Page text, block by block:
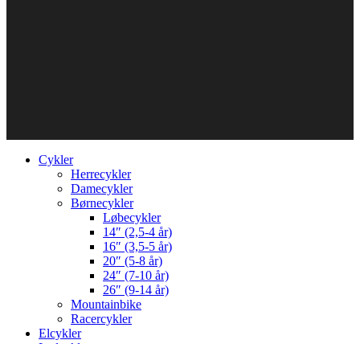
Cykler
Herrecykler
Damecykler
Børnecykler
Løbecykler
14″ (2,5-4 år)
16″ (3,5-5 år)
20″ (5-8 år)
24″ (7-10 år)
26″ (9-14 år)
Mountainbike
Racercykler
Elcykler